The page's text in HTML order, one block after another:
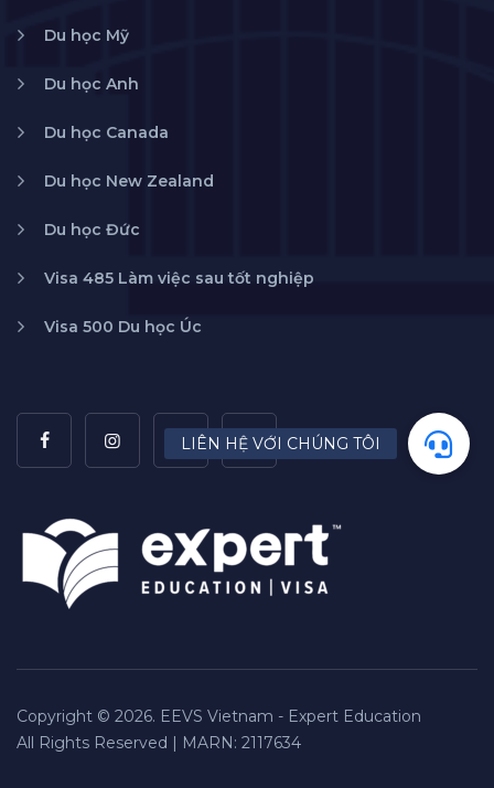
Du học Mỹ
Du học Anh
Du học Canada
Du học New Zealand
Du học Đức
Visa 485 Làm việc sau tốt nghiệp
Visa 500 Du học Úc
Copyright © 2026. EEVS Vietnam - Expert Education
All Rights Reserved | MARN: 2117634